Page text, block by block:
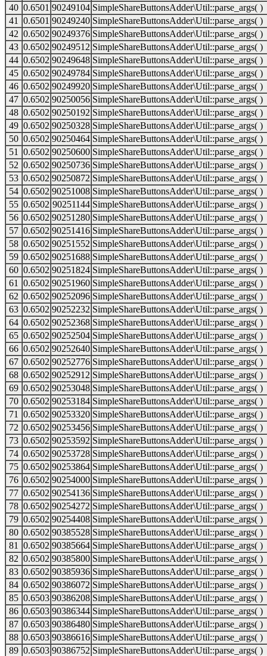
40 0.6501 90249104 SimpleShareButtonsAdder\Util::parse_args( )
41
0.6501 90249240 SimpleShareButtonsAdder\Util::parse_args( )
42 0.6502 90249376 SimpleShareButtonsAdder\Util::parse_args( )
43 0.6502 90249512 SimpleShareButtonsAdder\Util::parse_args( )
44 0.6502 90249648 SimpleShareButtonsAdder\Util::parse_args( )
45 0.6502 90249784 SimpleShareButtonsAdder\Util::parse_args( )
46 0.6502 90249920 SimpleShareButtonsAdder\Util::parse_args( )
47 0.6502 90250056 SimpleShareButtonsAdder\Util::parse_args( )
48 0.6502 90250192 SimpleShareButtonsAdder\Util::parse_args( )
49 0.6502 90250328 SimpleShareButtonsAdder\Util::parse_args( )
50 0.6502 90250464 SimpleShareButtonsAdder\Util::parse_args( )
51
0.6502 90250600 SimpleShareButtonsAdder\Util::parse_args( )
52 0.6502 90250736 SimpleShareButtonsAdder\Util::parse_args( )
53 0.6502 90250872 SimpleShareButtonsAdder\Util::parse_args( )
54 0.6502 90251008 SimpleShareButtonsAdder\Util::parse_args( )
55 0.6502 90251144 SimpleShareButtonsAdder\Util::parse_args( )
56 0.6502 90251280 SimpleShareButtonsAdder\Util::parse_args( )
57 0.6502 90251416 SimpleShareButtonsAdder\Util::parse_args( )
58 0.6502 90251552 SimpleShareButtonsAdder\Util::parse_args( )
59 0.6502 90251688 SimpleShareButtonsAdder\Util::parse_args( )
60 0.6502 90251824 SimpleShareButtonsAdder\Util::parse_args( )
61
0.6502 90251960 SimpleShareButtonsAdder\Util::parse_args( )
62 0.6502 90252096 SimpleShareButtonsAdder\Util::parse_args( )
63 0.6502 90252232 SimpleShareButtonsAdder\Util::parse_args( )
64 0.6502 90252368 SimpleShareButtonsAdder\Util::parse_args( )
65 0.6502 90252504 SimpleShareButtonsAdder\Util::parse_args( )
66 0.6502 90252640 SimpleShareButtonsAdder\Util::parse_args( )
67 0.6502 90252776 SimpleShareButtonsAdder\Util::parse_args( )
68 0.6502 90252912 SimpleShareButtonsAdder\Util::parse_args( )
69 0.6502 90253048 SimpleShareButtonsAdder\Util::parse_args( )
70 0.6502 90253184 SimpleShareButtonsAdder\Util::parse_args( )
71
0.6502 90253320 SimpleShareButtonsAdder\Util::parse_args( )
72 0.6502 90253456 SimpleShareButtonsAdder\Util::parse_args( )
73 0.6502 90253592 SimpleShareButtonsAdder\Util::parse_args( )
74 0.6502 90253728 SimpleShareButtonsAdder\Util::parse_args( )
75 0.6502 90253864 SimpleShareButtonsAdder\Util::parse_args( )
76 0.6502 90254000 SimpleShareButtonsAdder\Util::parse_args( )
77 0.6502 90254136 SimpleShareButtonsAdder\Util::parse_args( )
78 0.6502 90254272 SimpleShareButtonsAdder\Util::parse_args( )
79 0.6502 90254408 SimpleShareButtonsAdder\Util::parse_args( )
80 0.6502 90385528 SimpleShareButtonsAdder\Util::parse_args( )
81
0.6502 90385664 SimpleShareButtonsAdder\Util::parse_args( )
82 0.6502 90385800 SimpleShareButtonsAdder\Util::parse_args( )
83 0.6502 90385936 SimpleShareButtonsAdder\Util::parse_args( )
84 0.6502 90386072 SimpleShareButtonsAdder\Util::parse_args( )
85 0.6503 90386208 SimpleShareButtonsAdder\Util::parse_args( )
86 0.6503 90386344 SimpleShareButtonsAdder\Util::parse_args( )
87 0.6503 90386480 SimpleShareButtonsAdder\Util::parse_args( )
88 0.6503 90386616 SimpleShareButtonsAdder\Util::parse_args( )
89 0.6503 90386752 SimpleShareButtonsAdder\Util::parse_args( )